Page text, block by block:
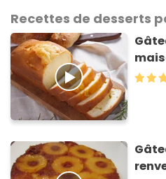
Recettes de desserts